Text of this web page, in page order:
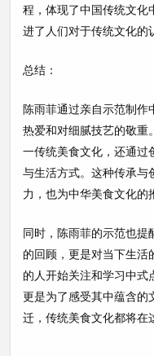
程，体现了中国传统文化
进了人们对于传统文化的
总结：
陈雨菲通过亲自示范制作
热爱和对细腻技艺的敬重
一传统美食文化，还通过
与生活方式。这种传承与
力，也为中华美食文化的
同时，陈雨菲的示范也提
的回顾，更是对当下生活
的人开始关注和学习中式
更是为了感受其中蕴含的
迁，传统美食文化都将在